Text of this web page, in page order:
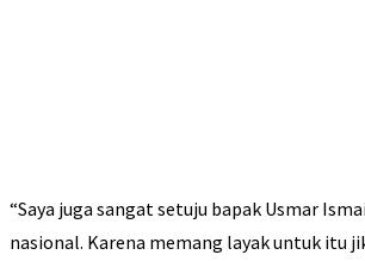
“Saya juga sangat setuju bapak Usmar
nasional. Karena memang layak untuk itu